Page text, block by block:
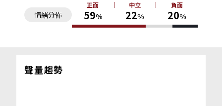
情緒分佈
正面
59%
中立
22%
負面
20%
聲量趨勢